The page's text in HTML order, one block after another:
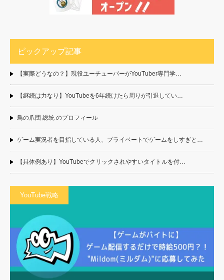
ピックアップ記事
【実際どうなの？】現役ユーチューバーがYouTuber専門学…
【継続は力なり】YouTubeを6年続けたら周りが引退してい…
鳥の爪団 総統 のプロフィール
ゲーム実況者を目指している人、プライベートでゲームをしすぎと…
【具体例あり】YouTubeでクリックされやすいタイトルを付…
YouTube戦略